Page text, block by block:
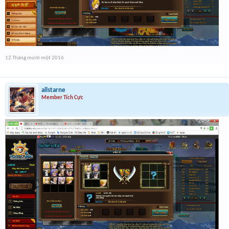
12 Tháng mười một 2016
allstarne
Member Tích Cực